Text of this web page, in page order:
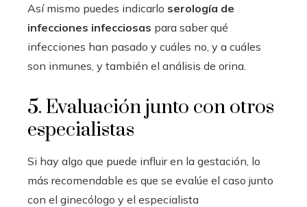
Así mismo puedes indicarlo serología de
infecciones infecciosas para saber qué
infecciones han pasado y cuáles no, y a cuáles
son inmunes, y también el análisis de orina.
5. Evaluación junto con otros
especialistas
Si hay algo que puede influir en la gestación, lo
más recomendable es que se evalúe el caso junto
con el ginecólogo y el especialista